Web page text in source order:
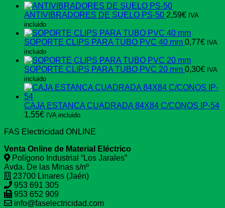
ANTIVIBRADORES DE SUELO PS-50 2,59€ IVA
incluido
SOPORTE CLIPS PARA TUBO PVC 40 mm 0,77€ IVA
incluido
SOPORTE CLIPS PARA TUBO PVC 20 mm 0,30€ IVA
incluido
CAJA ESTANCA CUADRADA 84X84 C/CONOS IP-54
1,55€ IVA incluido
FAS Electricidad ONLINE
Venta Online de Material Eléctrico
Polígono Industrial “Los Jarales”
Avda. De las Minas s/nº
23700 Linares (Jaén)
953 691 305
953 652 909
info@faselectricidad.com